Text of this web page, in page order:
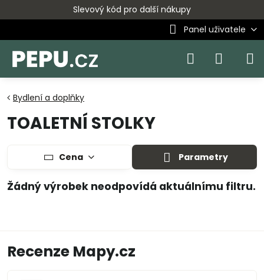
Slevový kód pro další nákupy
Panel uživatele
Bydlení a doplňky
TOALETNÍ STOLKY
Cena Parametry
Recenze Mapy.cz